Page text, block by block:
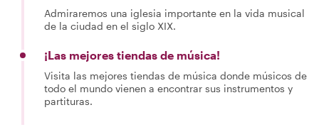
Admiraremos una iglesia importante en la vida musical
de la ciudad en el siglo XIX.
¡Las mejores tiendas de música!
Visita las mejores tiendas de música donde músicos de
todo el mundo vienen a encontrar sus instrumentos y
partituras.